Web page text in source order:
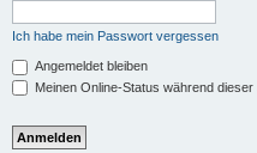
Ich habe mein Passwort vergessen
Angemeldet bleiben
Meinen Online-Status während